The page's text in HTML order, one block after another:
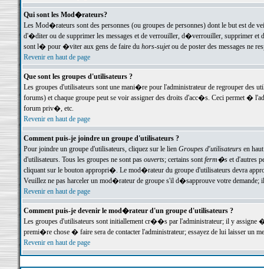
Qui sont les Mod�rateurs?
Les Mod�rateurs sont des personnes (ou groupes de personnes) dont le but est de
d'�diter ou de supprimer les messages et de verrouiller, d�verrouiller, supprimer
sont l� pour �viter aux gens de faire du hors-sujetou de poster des messages ne
Revenir en haut de page
Que sont les groupes d'utilisateurs ?
Les groupes d'utilisateurs sont une mani�re pour l'administrateur de regrouper des
forums) et chaque groupe peut se voir assigner des droits d'acc�s. Ceci permet
forum priv�, etc.
Revenir en haut de page
Comment puis-je joindre un groupe d'utilisateurs ?
Pour joindre un groupe d'utilisateurs, cliquez sur le lien Groupes d'utilisateursen haut
d'utilisateurs. Tous les groupes ne sont pas ouverts; certains sontferm�set d'autres
cliquant sur le bouton appropri�. Le mod�rateur du groupe d'utilisateurs devra
Veuillez ne pas harceler un mod�rateur de groupe s'il d�sapprouve votre demande;
Revenir en haut de page
Comment puis-je devenir le mod�rateur d'un groupe d'utilisateurs ?
Les groupes d'utilisateurs sont initiallement cr��s par l'administrateur; il y
premi�re chose � faire sera de contacter l'administrateur; essayez de lui laisser un
Revenir en haut de page